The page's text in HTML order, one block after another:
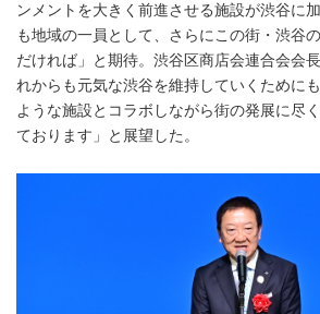
ンメントを大きく前進させる施設が渋谷に
も地域の一員として、さらにこの街・渋谷
だければ」と期待。渋谷区商店会連合会会
れからも元気な渋谷を維持していくために
ような施設とコラボしながら街の発展に尽
ております」と展望した。